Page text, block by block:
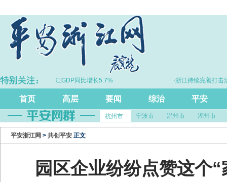
·上半年浙江GDP同比增长5.7% ·浙江持续完善打击治理
首页 高层 要闻 综治 平安
杭州市 宁波市 温州市 湖州市
平安浙江网 > 共创平安 正文
园区企业纷纷点赞这个